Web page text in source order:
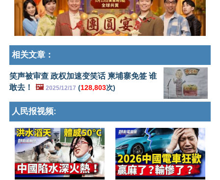
相关文章：
笑声被审查 政权加速变笑话 柬埔寨免签 谁
敢去！
🖼️ 2025/12/17 (128,803次)
人民报视频: